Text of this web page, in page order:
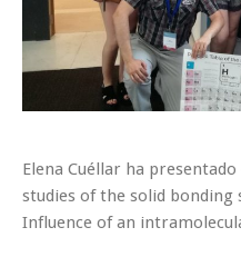
Elena Cuéllar ha
studies of the solid bonding
Influence of an